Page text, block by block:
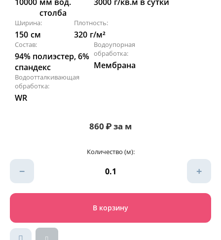
столба
Ширина:
150 см
Плотность:
320 г/м²
Состав:
94% полиэстер, 6%
спандекс
Водоупорная
обработка:
Мембрана
Водоотталкивающая
обработка:
WR
860₽за м
Количество (м):
− +
В корзину